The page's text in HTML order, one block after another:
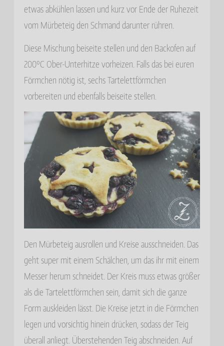
etwas abkühlen lassen und kurz vor Ende der Ruhezeit
vom Mürbeteig den Schmand darunter rühren.
Diese Mischung beiseite stellen und den Backofen auf
200°C Ober-Unterhitze vorheizen. Falls das bei euren
Förmchen nötig ist, sechs Tartelettförmchen
vorbereiten und ebenfalls beiseite stellen.
Den Mürbeteig ausrollen und Kreise ausschneiden. Das
geht super mit einem Schälchen, um das ihr mit einem
Messer herum schneidet. Der Kreis muss etwas größer
als die Tartelettförmchen sein, damit sich die ganze
Form auskleiden lässt. Die Kreise jetzt in die Förmchen
legen und vorsichtig hinein drücken, sodass der Teig
überall anliegt. Überstehenden Teig abschneiden. Auf